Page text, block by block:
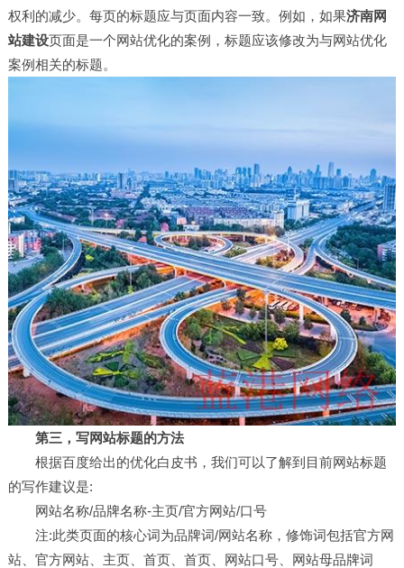
权利的减少。每页的标题应与页面内容一致。例如，如果济南网
站建设页面是一个网站优化的案例，标题应该修改为与网站优化
案例相关的标题。
第三，写网站标题的方法
根据百度给出的优化白皮书，我们可以了解到目前网站标题
的写作建议是:
网站名称/品牌名称-主页/官方网站/口号
注:此类页面的核心词为品牌词/网站名称，修饰词包括官方网
站、官方网站、主页、首页、首页、网站口号、网站母品牌词